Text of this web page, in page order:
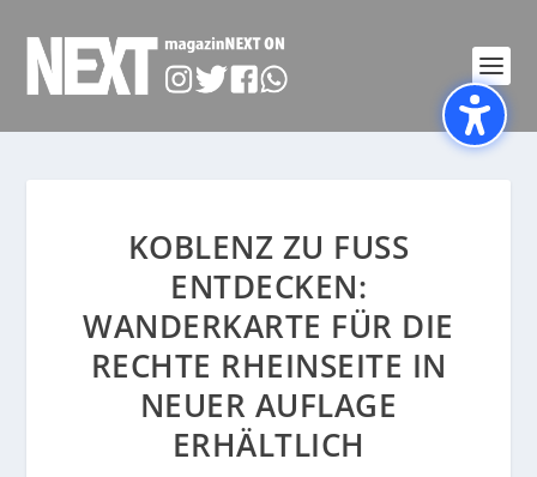
KOBLENZ ZU FUSS E
NTDECKEN: W
ANDERKARTE FÜR DIE R
ECHTE RHEINSEITE IN N
EUER AUFLAGE E
RHÄLTLICH